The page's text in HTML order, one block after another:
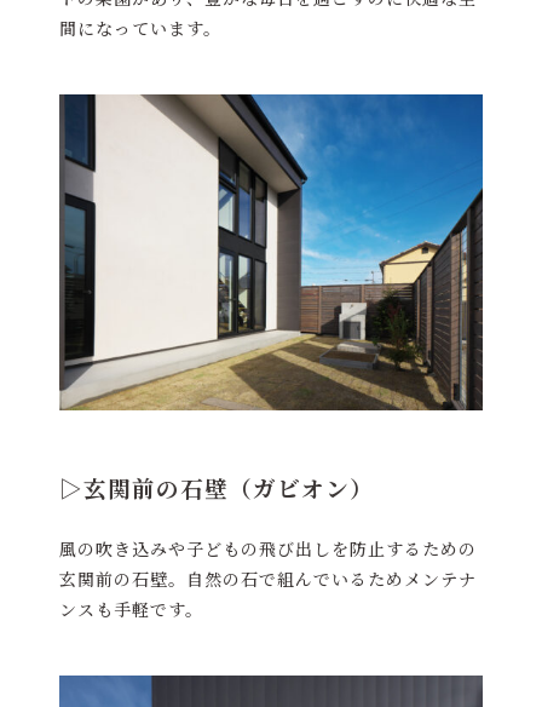
間になっています。
▷玄関前の石壁（ガビオン）
風の吹き込みや子どもの飛び出しを防止するための
玄関前の石壁。自然の石で組んでいるためメンテナ
ンスも手軽です。